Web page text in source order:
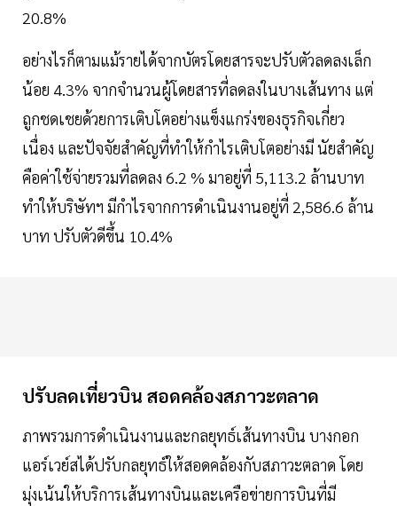
20.8%
อย่างไรก็ตามแม้รายได้จากบัตรโดยสารจะปรับตัวลดลงเล็ก
น้อย 4.3% จากจำนวนผู้โดยสารที่ลดลงในบางเส้นทาง แต่
ถูกชดเชยด้วยการเติบโตอย่างแข็งแกร่งของธุรกิจเกี่ยว
เนื่อง และปัจจัยสำคัญที่ทำให้กำไรเติบโตอย่างมี นัยสำคัญ
คือค่าใช้จ่ายรวมที่ลดลง 6.2 % มาอยู่ที่ 5,113.2 ล้านบาท
ทำให้บริษัทฯ มีกำไรจากการดำเนินงานอยู่ที่ 2,586.6 ล้าน
บาท ปรับตัวดีขึ้น 10.4%
ปรับลดเที่ยวบิน สอดคล้องสภาวะตลาด
ภาพรวมการดำเนินงานและกลยุทธ์เส้นทางบิน บางกอก
แอร์เวย์สได้ปรับกลยุทธ์ให้สอดคล้องกับสภาวะตลาด โดย
มุ่งเน้นให้บริการเส้นทางบินและเครือข่ายการบินที่มี